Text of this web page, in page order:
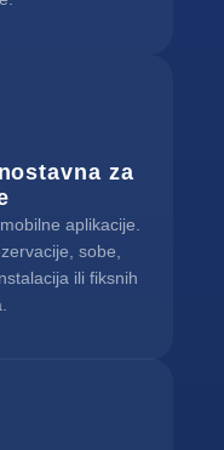
za
aplikacije.
sobe,
ili fiksnih